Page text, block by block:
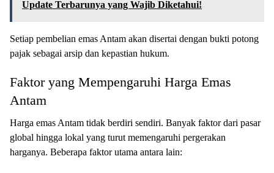
Update Terbarunya yang Wajib Diketahui!
Setiap pembelian emas Antam akan disertai dengan bukti potong
pajak sebagai arsip dan kepastian hukum.
Faktor yang Mempengaruhi Harga Emas
Antam
Harga emas Antam tidak berdiri sendiri. Banyak faktor dari pasar
global hingga lokal yang turut memengaruhi pergerakan
harganya. Beberapa faktor utama antara lain: